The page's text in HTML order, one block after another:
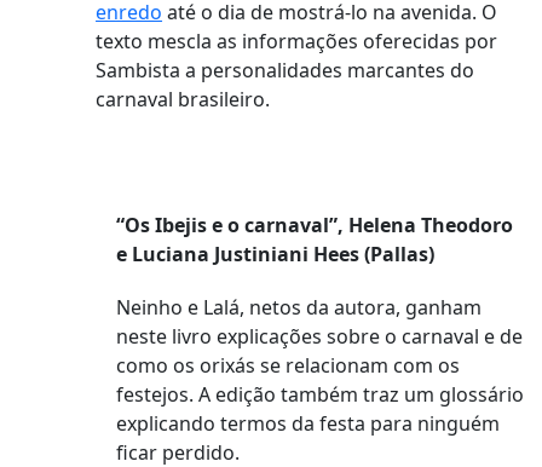
enredo até o dia de mostrá-lo na avenida. O
texto mescla as informações oferecidas por
Sambista a personalidades marcantes do
carnaval brasileiro.
“Os Ibejis e o carnaval”, Helena Theodoro
e Luciana Justiniani Hees (Pallas)
Neinho e Lalá, netos da autora, ganham
neste livro explicações sobre o carnaval e de
como os orixás se relacionam com os
festejos. A edição também traz um glossário
explicando termos da festa para ninguém
ficar perdido.